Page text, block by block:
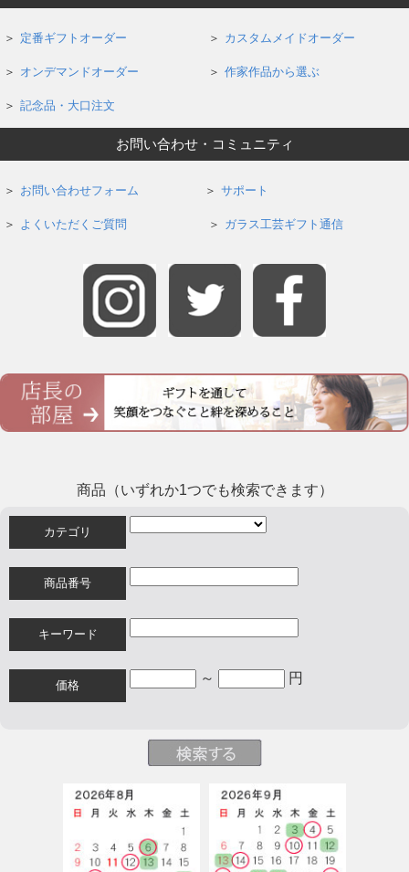
定番ギフトオーダー カスタムメイドオーダー
オンデマンドオーダー 作家作品から選ぶ
記念品・大口注文
お問い合わせ・コミュニティ
お問い合わせフォーム サポート
よくいただくご質問 ガラス工芸ギフト通信
商品（いずれか1つでも検索できます）
カテゴリ
商品番号
キーワード
価格 ～ 円